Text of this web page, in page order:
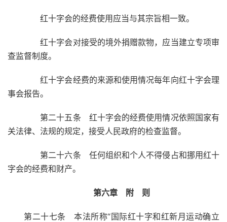
红十字会的经费使用应当与其宗旨相一致。
红十字会对接受的境外捐赠款物，应当建立专项审
查监督制度。
红十字会经费的来源和使用情况每年向红十字会理
事会报告。
第二十五条 红十字会的经费使用情况依照国家有
关法律、法规的规定，接受人民政府的检查监督。
第二十六条 任何组织和个人不得侵占和挪用红十
字会的经费和财产。
第六章 附 则
第二十七条 本法所称“国际红十字和红新月运动确立